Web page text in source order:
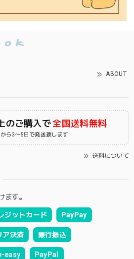
ABOUT
のご購入で全国送料無料
ら3〜5日で発送致します
送料について
ます。
ジットカード PayPay
ア決済 銀行振込
easy PayPal